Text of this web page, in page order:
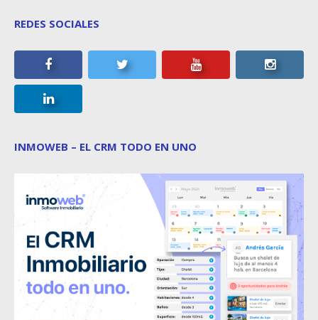
REDES SOCIALES
INMOWEB – EL CRM TODO EN UNO